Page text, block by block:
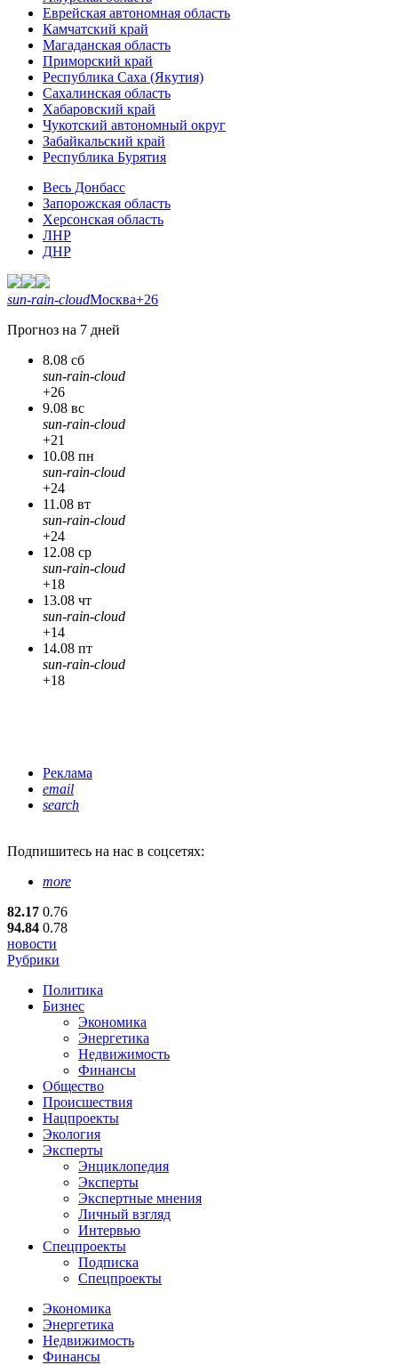
Еврейская автономная область
Камчатский край
Магаданская область
Приморский край
Республика Саха (Якутия)
Сахалинская область
Хабаровский край
Чукотский автономный округ
Забайкальский край
Республика Бурятия
Весь Донбасс
Запорожская область
Херсонская область
ЛНР
ДНР
sun-rain-cloudМосква+26
Прогноз на 7 дней
8.08 сб
sun-rain-cloud
+26
9.08 вс
sun-rain-cloud
+21
10.08 пн
sun-rain-cloud
+24
11.08 вт
sun-rain-cloud
+24
12.08 ср
sun-rain-cloud
+18
13.08 чт
sun-rain-cloud
+14
14.08 пт
sun-rain-cloud
+18
Реклама
email
search
Подпишитесь на нас в соцсетях:
more
82.17 0.76
94.84 0.78
новости
Рубрики
Политика
Бизнес
Экономика
Энергетика
Недвижимость
Финансы
Общество
Происшествия
Нацпроекты
Экология
Эксперты
Энциклопедия
Эксперты
Экспертные мнения
Личный взгляд
Интервью
Спецпроекты
Подписка
Спецпроекты
Экономика
Энергетика
Недвижимость
Финансы